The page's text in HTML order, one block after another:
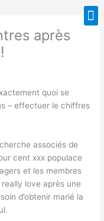
après
quoi se
– effectuer le chiffres
associés de
cent xxx populace
et les membres
love après une
d’obtenir marié la